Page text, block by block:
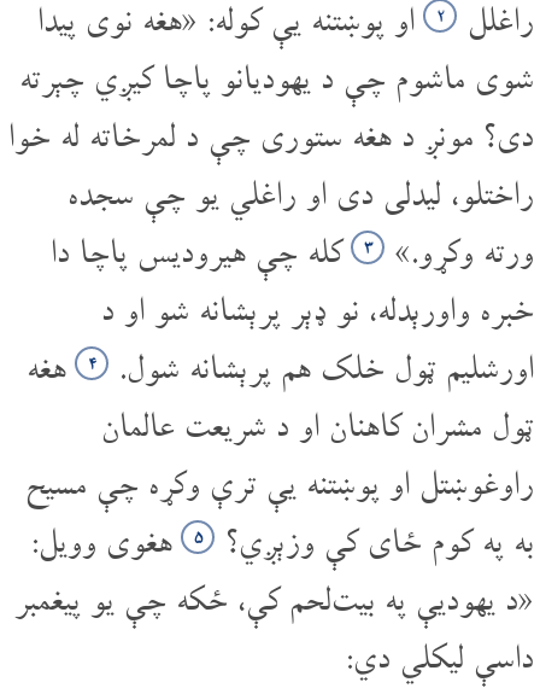
راغلل
۲ او پوښتنه یې کوله: «هغه نوی پیدا
شوی ماشوم چې د یهودیانو پاچا کیږي چېرته
دی؟ مونږ د هغه ستوری چې د لمرخاته له خوا
راختلو، لیدلی دی او راغلي یو چې سجده
ورته وکړو.»
۳ کله چې هیرودیس پاچا دا
خبره واورېدله، نو ډېر پرېشانه شو او د
اورشلیم ټول خلک هم پرېشانه شول.
۴ هغه
ټول مشران کاهنان او د شریعت عالمان
راوغوښتل او پوښتنه یې ترې وکړه چې مسیح
به په کوم ځای کې وزېږي؟
۵ هغوی وویل:
«د یهودیې په بیت‌لحم کې، ځکه چې یو پیغمبر
داسې لیکلي دي: